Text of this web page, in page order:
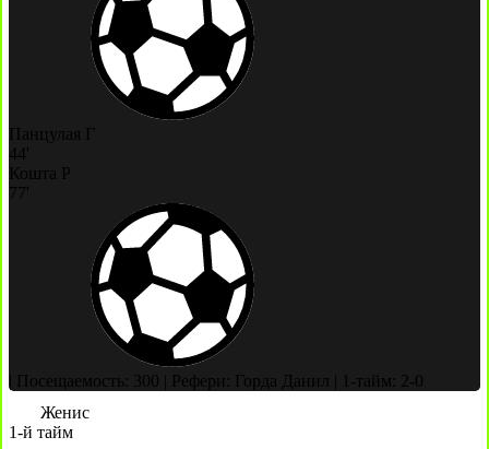
Панцулая Г
44'
Кошта Р
77'
Посещаемость: 300 Рефери: Горда Данил
1-тайм: 2-0
Женис
1-й тайм